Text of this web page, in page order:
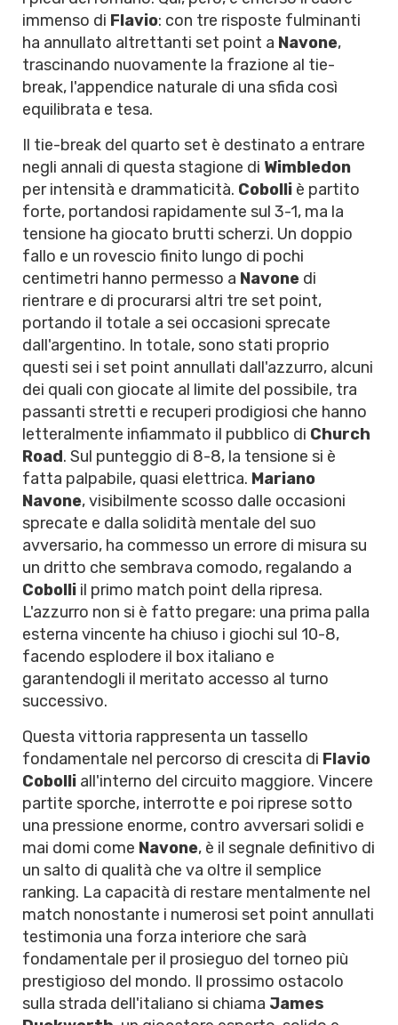
immenso di Flavio: con tre risposte fulminanti
ha annullato altrettanti set point a Navone,
trascinando nuovamente la frazione al tie-
break, l'appendice naturale di una sfida così
equilibrata e tesa.
Il tie-break del quarto set è destinato a entrare
negli annali di questa stagione di Wimbledon
per intensità e drammaticità. Cobolli è partito
forte, portandosi rapidamente sul 3-1, ma la
tensione ha giocato brutti scherzi. Un doppio
fallo e un rovescio finito lungo di pochi
centimetri hanno permesso a Navone di
rientrare e di procurarsi altri tre set point,
portando il totale a sei occasioni sprecate
dall'argentino. In totale, sono stati proprio
questi sei i set point annullati dall'azzurro, alcuni
dei quali con giocate al limite del possibile, tra
passanti stretti e recuperi prodigiosi che hanno
letteralmente infiammato il pubblico di Church
Road. Sul punteggio di 8-8, la tensione si è
fatta palpabile, quasi elettrica. Mariano
Navone, visibilmente scosso dalle occasioni
sprecate e dalla solidità mentale del suo
avversario, ha commesso un errore di misura su
un dritto che sembrava comodo, regalando a
Cobolli il primo match point della ripresa.
L'azzurro non si è fatto pregare: una prima palla
esterna vincente ha chiuso i giochi sul 10-8,
facendo esplodere il box italiano e
garantendogli il meritato accesso al turno
successivo.
Questa vittoria rappresenta un tassello
fondamentale nel percorso di crescita di Flavio
Cobolli all'interno del circuito maggiore. Vincere
partite sporche, interrotte e poi riprese sotto
una pressione enorme, contro avversari solidi e
mai domi come Navone, è il segnale definitivo di
un salto di qualità che va oltre il semplice
ranking. La capacità di restare mentalmente nel
match nonostante i numerosi set point annullati
testimonia una forza interiore che sarà
fondamentale per il prosieguo del torneo più
prestigioso del mondo. Il prossimo ostacolo
sulla strada dell'italiano si chiama James